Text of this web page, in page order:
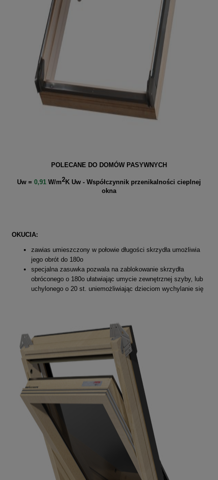
POLECANE DO DOMÓW PASYWNYCH
Uw = 0,91 W/m2K Uw - Współczynnik przenikalności cieplnej
okna
OKUCIA:
zawias umieszczony w połowie długości skrzydła umożliwia
jego obrót do 180o
specjalna zasuwka pozwala na zablokowanie skrzydła
obróconego o 180o ułatwiając umycie zewnętrznej szyby, lub
uchylonego o 20 st. uniemożliwiając dzieciom wychylanie się